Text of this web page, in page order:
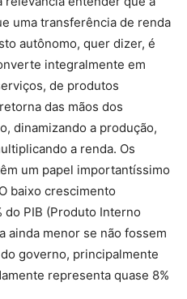
uma transferência de renda
autônomo, quer dizer, é
integralmente em
de produtos
das mãos dos
dinamizando a produção,
a renda. Os
um papel importantíssimo
baixo crescimento
PIB (Produto Interno
ainda menor se não fossem
governo, principalmente
representa quase 8%